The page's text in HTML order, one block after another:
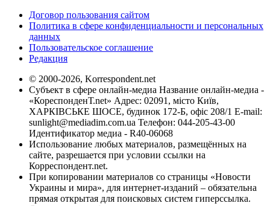
Договор пользования сайтом
Политика в сфере конфиденциальности и персональных
данных
Пользовательское соглашение
Редакция
© 2000-2026, Korrespondent.net
Субъект в сфере онлайн-медиа Название онлайн-медиа -
«КореспонденТ.net» Адрес: 02091, місто Київ,
ХАРКІВСЬКЕ ШОСЕ, будинок 172-Б, офіс 208/1 E-mail:
sunlight@mediadim.com.ua Телефон: 044-205-43-00
Идентификатор медиа - R40-06068
Использование любых материалов, размещённых на
сайте, разрешается при условии ссылки на
Корреспондент.net.
При копировании материалов со страницы «Новости
Украины и мира», для интернет-изданий – обязательна
прямая открытая для поисковых систем гиперссылка.